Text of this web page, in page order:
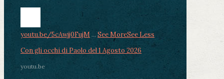
youtu.be/5cAwjj0FujM ... See MoreSee Less
Con gli occhi di Paolo del 1 Agosto 2026
youtu.be